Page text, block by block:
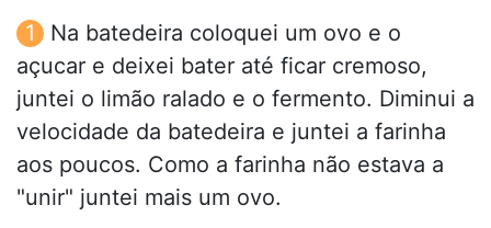
Na batedeira coloquei um ovo e o
açucar e deixei bater até ficar cremoso,
juntei o limão ralado e o fermento. Diminui a
velocidade da batedeira e juntei a farinha
aos poucos. Como a farinha não estava a
"unir" juntei mais um ovo.